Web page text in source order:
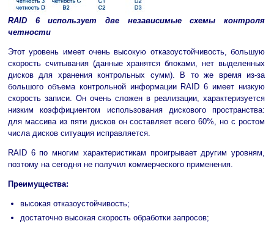
RAID 6 использует две независимые схемы контроля
четности
Этот уровень имеет очень высокую отказоустойчивость, большую
скорость считывания (данные хранятся блоками, нет выделенных
дисков для хранения контрольных сумм). В то же время из-за
большого объема контрольной информации RAID 6 имеет низкую
скорость записи. Он очень сложен в реализации, характеризуется
низким коэффициентом использования дискового пространства:
для массива из пяти дисков он составляет всего 60%, но с ростом
числа дисков ситуация исправляется.
RAID 6 по многим характеристикам проигрывает другим уровням,
поэтому на сегодня не получил коммерческого применения.
Преимущества:
высокая отказоустойчивость;
достаточно высокая скорость обработки запросов;